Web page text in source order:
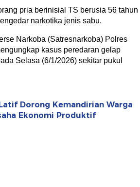
pria berinisial TS berusia 56 tahun
narkotika jenis sabu.
Narkoba (Satresnarkoba) Polres
kasus peredaran gelap
Selasa (6/1/2026) sekitar pukul
Dorong Kemandirian Warga
Ekonomi Produktif